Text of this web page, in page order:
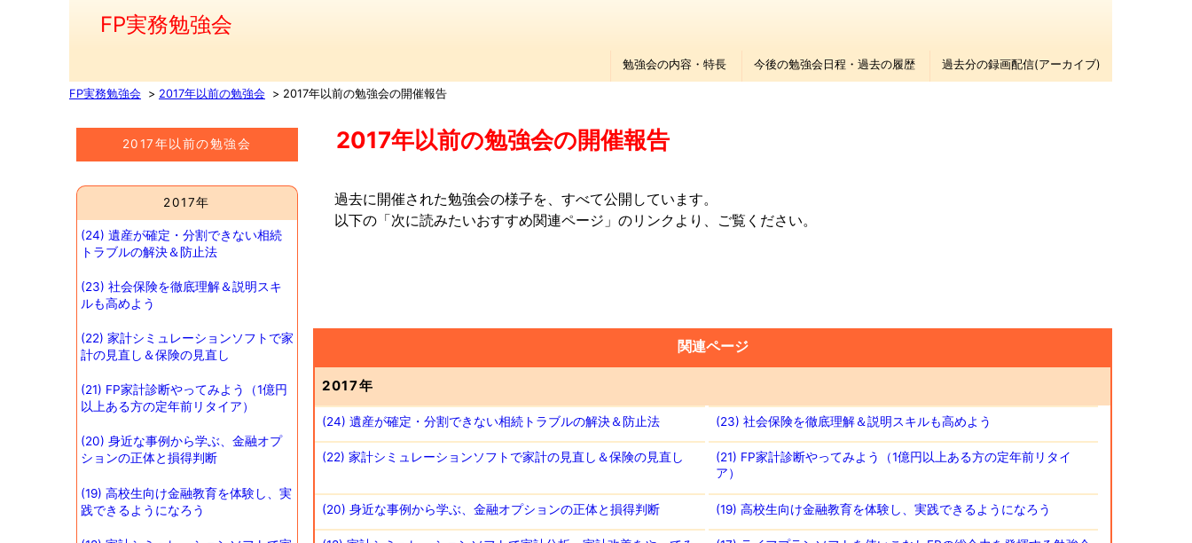
FP実務勉強会
勉強会の内容・特長 今後の勉強会日程・過去の履歴 過去分の録画配信(アーカイブ)
FP実務勉強会 2017年以前の勉強会 2017年以前の勉強会の開催報告
2017年以前の勉強会
2017年
(24) 遺産が確定・分割できない相続
トラブルの解決＆防止法
(23) 社会保険を徹底理解＆説明スキ
ルも高めよう
(22) 家計シミュレーションソフトで家
計の見直し＆保険の見直し
(21) FP家計診断やってみよう（1億円
以上ある方の定年前リタイア）
(20) 身近な事例から学ぶ、金融オプ
ションの正体と損得判断
(19) 高校生向け金融教育を体験し、実
践できるようになろう
2017年以前の勉強会の開催報告
過去に開催された勉強会の様子を、すべて公開しています。
以下の「次に読みたいおすすめ関連ページ」のリンクより、ご覧ください。
関連ページ
2017年
(24) 遺産が確定・分割できない相続トラブルの解決＆防止法 (23) 社会保険を徹底理解＆説明スキルも高めよう
(22) 家計シミュレーションソフトで家計の見直し＆保険の見直し
(21) FP家計診断やってみよう（1億円以上ある方の定年前リタイ
ア）
(20) 身近な事例から学ぶ、金融オプションの正体と損得判断 (19) 高校生向け金融教育を体験し、実践できるようになろう